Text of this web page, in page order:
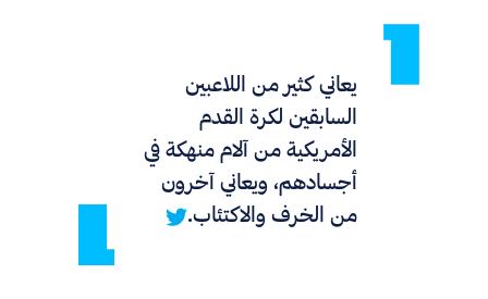
يعاني كثير من اللاعبين
السابقين لكرة القدم
الأمريكية من آلام منهكة في
أجسادهم، ويعاني آخرون
من الخرف والاكتئاب.